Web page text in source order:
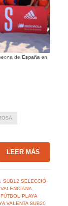
de España en
LEER MÁS
SUB12 SELECCIÓ
,
FÚTBOL PLAYA
VALENTA SUB20